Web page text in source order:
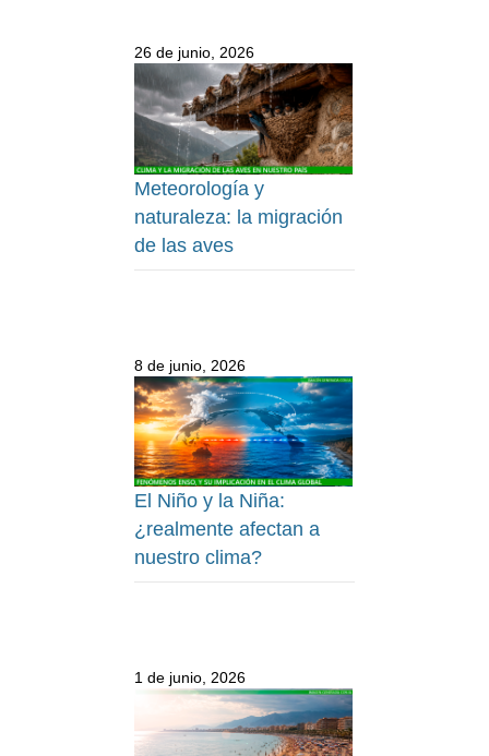
26 de junio, 2026
Meteorología y
naturaleza: la migración
de las aves
8 de junio, 2026
El Niño y la Niña:
¿realmente afectan a
nuestro clima?
1 de junio, 2026